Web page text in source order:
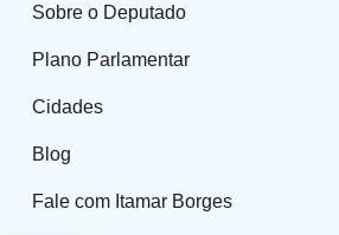
Sobre o Deputado
Plano Parlamentar
Cidades
Blog
Fale com Itamar Borges